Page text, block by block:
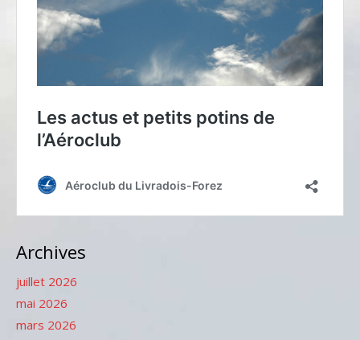
Archives
juillet 2026
mai 2026
mars 2026